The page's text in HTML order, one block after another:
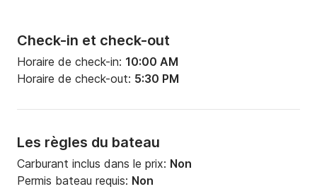
Check-in et check-out
Horaire de check-in: 10:00 AM
Horaire de check-out: 5:30 PM
Les règles du bateau
Carburant inclus dans le prix: Non
Permis bateau requis: Non